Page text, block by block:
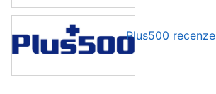
Plus500 recenze